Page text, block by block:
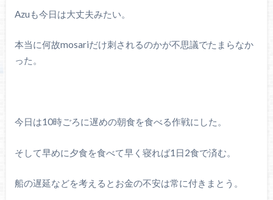
Azuも今日は大丈夫みたい。
本当に何故mosariだけ刺されるのかが不思議でたまらなか
った。
今日は10時ごろに遅めの朝食を食べる作戦にした。
そして早めに夕食を食べて早く寝れば1日2食で済む。
船の遅延などを考えるとお金の不安は常に付きまとう。